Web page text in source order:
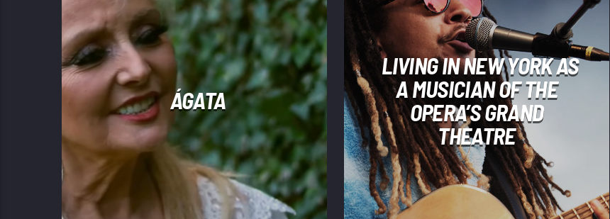
ÁGATA
LIVING IN NEW YORK AS
A MUSICIAN OF THE
OPERA’S GRAND
THEATRE